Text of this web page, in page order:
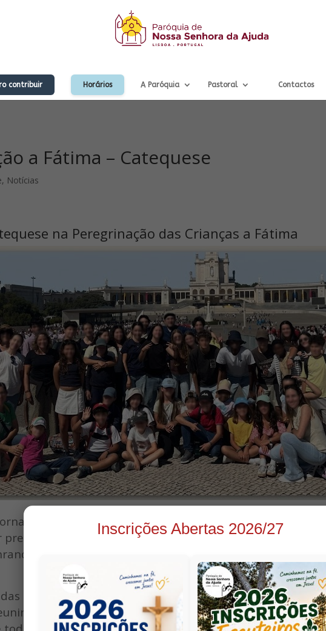
contribuir Horários A Paróquia Pastoral Contactos
a Fátima – Catequese
, Notícias
na Peregrinação das Crianças a Fátima
inesquecível de fé e de alegria. A catequese da
na tradicional Peregrinação das Crianças ao
uma tradição que muito nos orgulha e que trazemos
Crianças é um evento marcante que se realiza
no Recinto de Oração do Santuário milhares de
as dioceses de Portugal. Para a nossa paróquia, é
Inscrições Abertas 2026/27